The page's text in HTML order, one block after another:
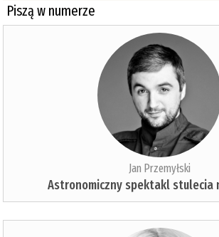
Piszą w numerze
Jan Przemyłski
Astronomiczny spektakl stulecia